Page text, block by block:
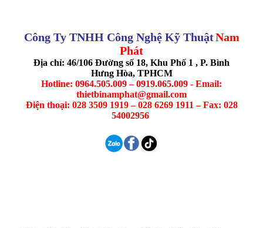
Công Ty TNHH Công Nghệ Kỹ ThuậtNam
Phát
Địa chỉ: 46/106 Đường số 18, Khu Phố 1 , P. Bình
Hưng Hòa, TPHCM
Hotline: 0964.505.009 – 0919.065.009 - Email:
thietbinamphat@gmail.com
Điện thoại: 028 3509 1919 – 028 6269 1911 – Fax: 028
54002956